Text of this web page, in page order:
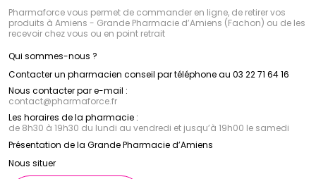
Pharmaforce vous permet de commander en ligne, de retirer vos
produits à Amiens - Grande Pharmacie d’Amiens (Fachon) ou de les
recevoir chez vous ou en point retrait
Qui sommes-nous ?
Contacter un pharmacien conseil par téléphone au 03 22 71 64 16
Nous contacter par e-mail :
contact@pharmaforce.fr
Les horaires de la pharmacie :
de 8h30 à 19h30 du lundi au vendredi et jusqu’à 19h00 le samedi
Présentation de la Grande Pharmacie d’Amiens
Nous situer